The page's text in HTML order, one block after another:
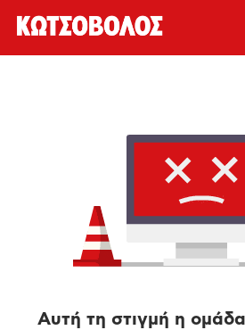
Αυτή τη στιγμή η